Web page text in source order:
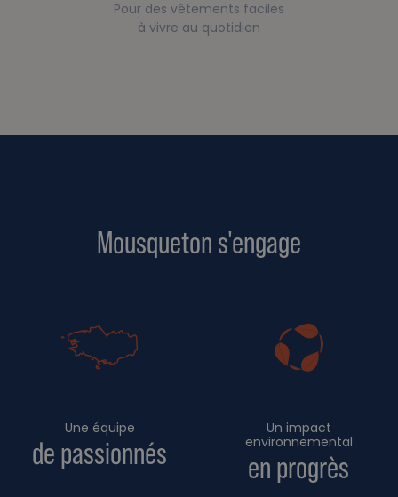
Pour des vêtements faciles
à vivre au quotidien
Mousqueton s'engage
Une équipe
de passionnés
Un impact
environnemental
en progrès